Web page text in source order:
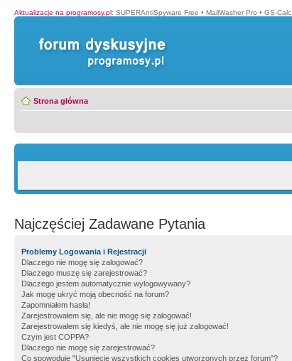
Aktualizacje na programosy.pl: SUPERAntiSpyware Free • MailWasher Pro • GS-Calc
Strona główna
Najczęściej Zadawane Pytania
Problemy Logowania i Rejestracji
Dlaczego nie mogę się zalogować?
Dlaczego muszę się zarejestrować?
Dlaczego jestem automatycznie wylogowywany?
Jak mogę ukryć moją obecność na forum?
Zapomniałem hasła!
Zarejestrowałem się, ale nie mogę się zalogować!
Zarejestrowałem się kiedyś, ale nie mogę się już zalogować!
Czym jest COPPA?
Dlaczego nie mogę się zarejestrować?
Co spowoduje "Usunięcie wszystkich cookies utworzonych przez forum"?